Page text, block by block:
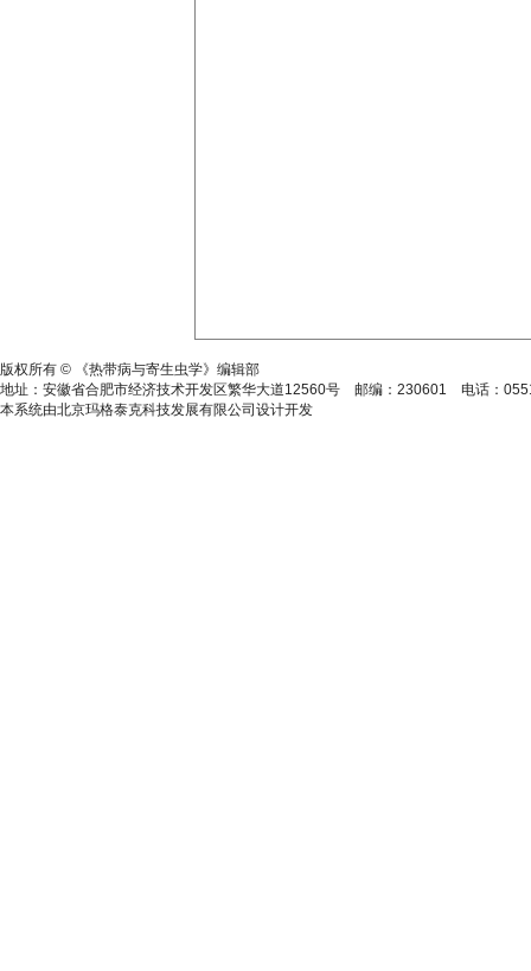
版权所有 © 《热带病与寄生虫学》编辑部
地址：安徽省合肥市经济技术开发区繁华大道12560号 邮编：230601 电话：
本系统由北京玛格泰克科技发展有限公司设计开发